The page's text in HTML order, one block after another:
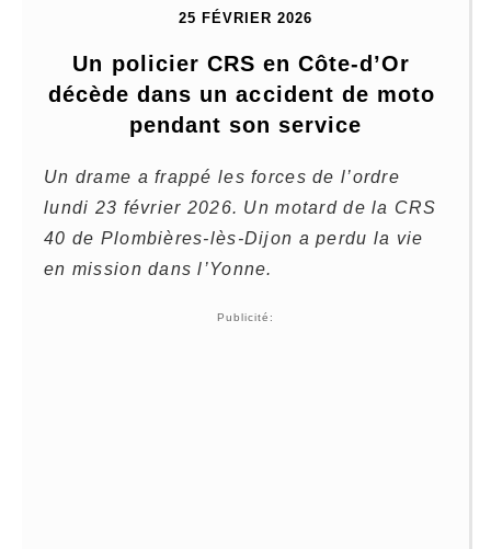
25 FÉVRIER 2026
Un policier CRS en Côte-d’Or
décède dans un accident de moto
pendant son service
Un drame a frappé les forces de l’ordre
lundi 23 février 2026. Un motard de la CRS
40 de Plombières-lès-Dijon a perdu la vie
en mission dans l’Yonne.
Publicité: